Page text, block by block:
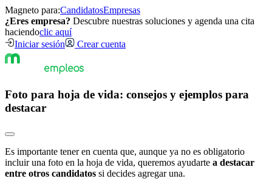
Magneto para:CandidatosEmpresas
¿Eres empresa? Descubre nuestras soluciones y agenda una cita
haciendoclic aquí
Iniciar sesión
Crear cuenta
Foto para hoja de vida: consejos y ejemplos para
destacar
Es importante tener en cuenta que, aunque ya no es obligatorio
incluir una foto en la hoja de vida, queremos ayudarte a destacar
entre otros candidatos si decides agregar una.